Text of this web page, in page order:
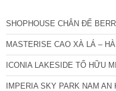
SHOPHOUSE CHÂN ĐẾ
MASTERISE CAO XÀ LÁ –
ICONIA LAKESIDE TỐ HỮU
IMPERIA SKY PARK NAM AN